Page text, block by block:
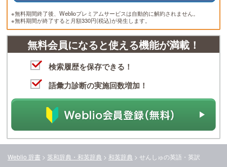
※無料期間終了後、Weblioプレミアムサービスは自動的に解約されません。
※無料期間が終了すると月額330円(税込)が発生します。
無料会員になると使える機能が満載！
検索履歴を保存できる！
語彙力診断の実施回数増加！
Weblio 辞書 > 英和辞典・和英辞典 > 和英辞典 > せんしゅの英語・英訳